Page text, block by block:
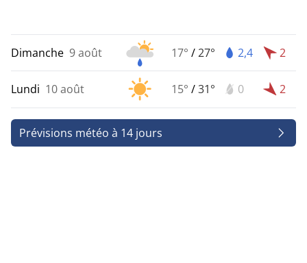
Dimanche 9 août 17° /27° 2,4 2
Lundi 10 août 15° /31° 0 2
Prévisions météo à 14 jours